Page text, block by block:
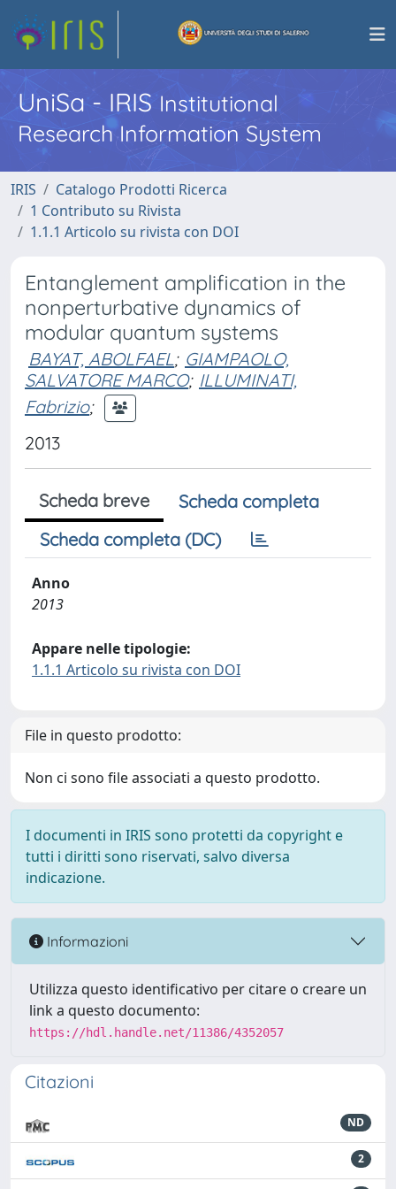
UniSa - IRISInstitutional
Research Information System
IRIS
Catalogo Prodotti Ricerca
1 Contributo su Rivista
1.1.1 Articolo su rivista con DOI
Entanglement amplification in the
nonperturbative dynamics of
modular quantum systems
BAYAT, ABOLFAEL; GIAMPAOLO,
SALVATORE MARCO; ILLUMINATI,
Fabrizio;
2013
Scheda breve
Scheda completa
Scheda completa (DC)
Anno
2013
Appare nelle tipologie:
1.1.1 Articolo su rivista con DOI
File in questo prodotto:
Non ci sono file associati a questo prodotto.
I documenti in IRIS sono protetti da copyright e
tutti i diritti sono riservati, salvo diversa
indicazione.
Informazioni
Utilizza questo identificativo per citare o creare un
link a questo documento:
https://hdl.handle.net/11386/4352057
Citazioni
ND
2